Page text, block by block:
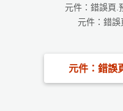
元件：錯誤頁.
元件：錯
元件：錯誤